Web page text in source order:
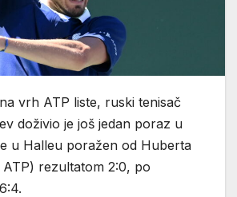
vrh ATP liste, ruski tenisač
doživio je još jedan poraz u
u Halleu poražen od Huberta
rezultatom 2:0, po